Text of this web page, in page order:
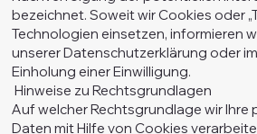
bezeichnet. Soweit wir Cookies oder
Technologien einsetzen, informieren
unserer Datenschutzerklärung oder
Einholung einer Einwilligung.
Hinweise zu Rechtsgrundlagen
Auf welcher Rechtsgrundlage wir
Daten mit Hilfe von Cookies